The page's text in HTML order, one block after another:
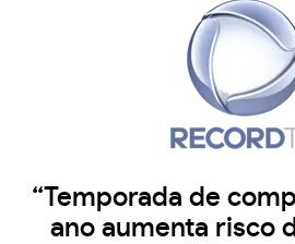
“Temporada de
ano aumenta risco